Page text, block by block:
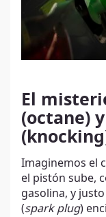
El
(octane)
Imaginemos el
el pistón sube,
gasolina, y
(spark plug)